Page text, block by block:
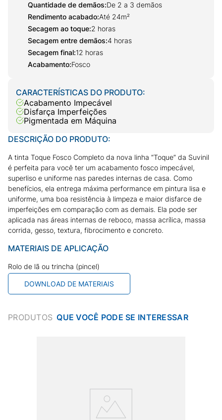
Quantidade de demãos:De 2 a 3 demãos
Rendimento acabado:Até 24m²
Secagem ao toque:2 horas
Secagem entre demãos:4 horas
Secagem final:12 horas
Acabamento:Fosco
CARACTERÍSTICAS DO PRODUTO:
Acabamento Impecável
Disfarça Imperfeições
Pigmentada em Máquina
DESCRIÇÃO DO PRODUTO:
A tinta Toque Fosco Completo da nova linha “Toque” da Suvinil
é perfeita para você ter um acabamento fosco impecável,
superliso e uniforme nas paredes internas de casa. Como
benefícios, ela entrega máxima performance em pintura lisa e
uniforme, uma boa resistência à limpeza e maior disfarce de
imperfeições em comparação com as demais. Ela pode ser
aplicada nas áreas internas de reboco, massa acrílica, massa
corrida, gesso, textura, fibrocimento e concreto.
MATERIAIS DE APLICAÇÃO
Rolo de lã ou trincha (pincel)
DOWNLOAD DE MATERIAIS
PRODUTOS